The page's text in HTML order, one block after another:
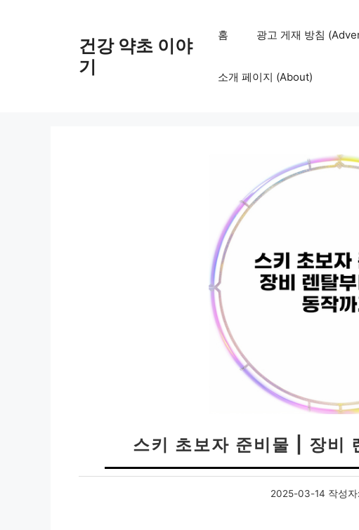
건강 약초 이야
기
홈 광고 게재 방침
소개 페이지 (About)
스키 초보자 준비물 | 장비
2025-03-14 작성자: